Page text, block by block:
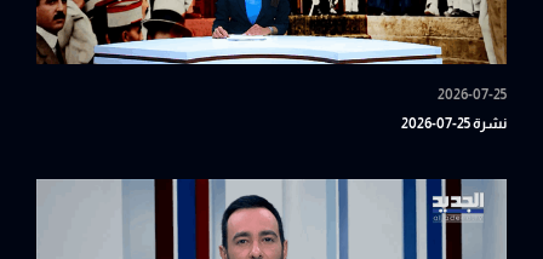
2026-07-25
نشرة 25-07-2026